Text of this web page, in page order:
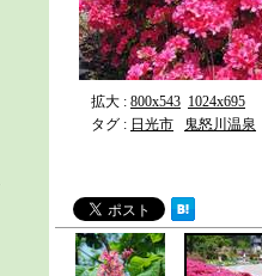
拡大 : 800x543 1024x695
タグ : 日光市 鬼怒川温泉